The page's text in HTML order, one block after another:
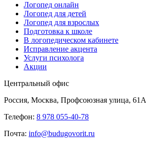
Логопед онлайн
Логопед для детей
Логопед для взрослых
Подготовка к школе
В логопедическом кабинете
Исправление акцента
Услуги психолога
Акции
Центральный офис
Россия, Москва, Профсоюзная улица, 61А
Телефон: 8 978 055-40-78
Почта: info@budugovorit.ru